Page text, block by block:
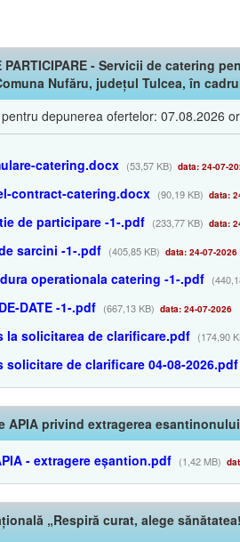
PARTICIPARE - Servicii de catering
Nufăru, județul Tulcea, în
depunerea ofertelor: 07.08.2026
catering.docx (53,57 KB) data: 24-07-
contract-catering.docx (90,19 KB) data:
de participare -1-.pdf (233,77 KB) data:
sarcini -1-.pdf (405,85 KB) data: 24-07-2026
operationala catering -1-.pdf
DATE -1-.pdf (667,13 KB) data: 24-07-2026
la solicitarea de clarificare.pdf (174,90
solicitare de clarificare 04-08-2026.pdf
APIA privind extragerea
- extragere eșantion.pdf (1,42 MB)
„Respiră curat, alege